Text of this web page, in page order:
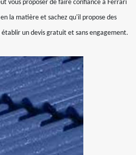
vous proposer de faire confiance à Ferrari
la matière et sachez qu'il propose des
un devis gratuit et sans engagement.